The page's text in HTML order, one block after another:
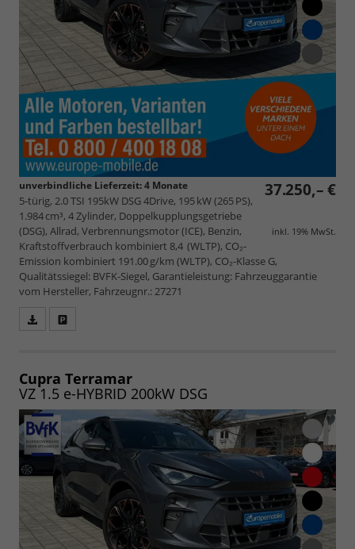
37.250,– €
inkl. 19% MwSt.
unverbindliche Lieferzeit:4 Monate
5-türig, 2.0 TSI 195kW DSG 4Drive, 195 kW (265 PS),
1.984 cm³, 4 Zylinder, Doppelkupplungsgetriebe
(DSG), Allrad, Verbrennungsmotor (ICE), Benzin,
Kraftstoffverbrauch kombiniert 8,4 (WLTP), CO₂-
Emission kombiniert 191.00 g/km (WLTP), CO₂-Klasse G,
Qualitätssiegel: BVFK-Siegel, Garantieleistung: Fahrzeuggarantie
vom Hersteller, Fahrzeugnr.: 27271
speichern/drucken
Cupra Terramar
VZ 1.5 e-HYBRID 200kW DSG